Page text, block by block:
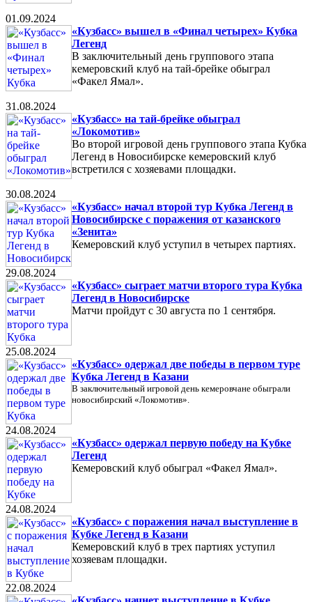
01.09.2024
«Кузбасс» вышел в «Финал четырех» Кубка
Легенд
В заключительный день группового этапа
кемеровский клуб на тай-брейке обыграл
«Факел Ямал».
31.08.2024
«Кузбасс» на тай-брейке обыграл
«Локомотив»
Во второй игровой день группового этапа Кубка
Легенд в Новосибирске кемеровский клуб
встретился с хозяевами площадки.
30.08.2024
«Кузбасс» начал второй тур Кубка Легенд в
Новосибирске с поражения от казанского
«Зенита»
Кемеровский клуб уступил в четырех партиях.
29.08.2024
«Кузбасс» сыграет матчи второго тура Кубка
Легенд в Новосибирске
Матчи пройдут с 30 августа по 1 сентября.
25.08.2024
«Кузбасс» одержал две победы в первом туре
Кубка Легенд в Казани
В заключительный игровой день кемеровчане обыграли
новосибирский «Локомотив».
24.08.2024
«Кузбасс» одержал первую победу на Кубке
Легенд
Кемеровский клуб обыграл «Факел Ямал».
24.08.2024
«Кузбасс» с поражения начал выступление в
Кубке Легенд в Казани
Кемеровский клуб в трех партиях уступил
хозяевам площадки.
22.08.2024